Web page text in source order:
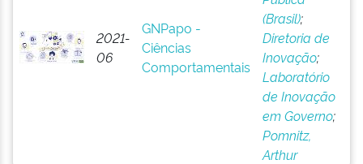
2021-
06
GNPapo -
Ciências
Comportamentais
(Brasil);
Diretoria de
Inovação;
Laboratório
de Inovação
em Governo;
Pomnitz,
Arthur